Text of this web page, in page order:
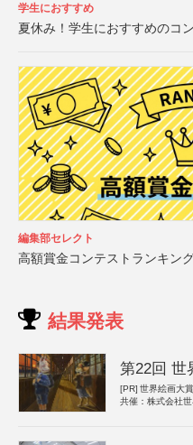
学生におすすめ
夏休み！学生におすすめのコ
編集部セレクト
高額賞金コンテストランキン
結果発表
第22回 世
[PR] 世界絵画大
共催：株式会社